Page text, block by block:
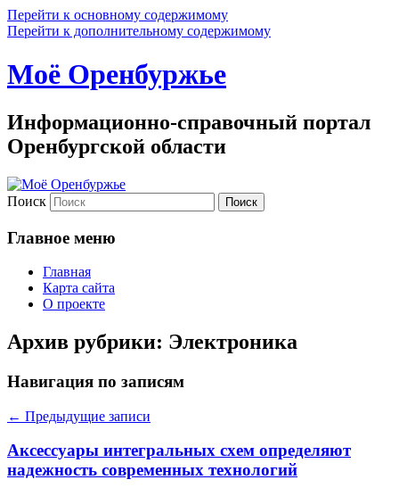
Перейти к основному содержимому
Перейти к дополнительному содержимому
Моё Оренбуржье
Информационно-справочный портал
Оренбургской области
Поиск
Главное меню
Главная
Карта сайта
О проекте
Архив рубрики: Электроника
Навигация по записям
← Предыдущие записи
Аксессуары интегральных схем определяют
надежность современных технологий